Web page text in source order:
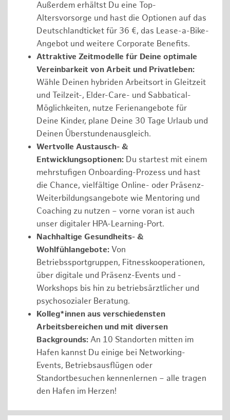
Außerdem erhältst Du eine Top-
Altersvorsorge und hast die Optionen auf das
Deutschlandticket für 36 €, das Lease-a-Bike-
Angebot und weitere Corporate Benefits.
Attraktive Zeitmodelle für Deine optimale
Vereinbarkeit von Arbeit und Privatleben:
Wähle Deinen hybriden Arbeitsort in Gleitzeit
und Teilzeit-, Elder-Care- und Sabbatical-
Möglichkeiten, nutze Ferienangebote für
Deine Kinder, plane Deine 30 Tage Urlaub und
Deinen Überstundenausgleich.
Wertvolle Austausch- &
Entwicklungsoptionen: Du startest mit einem
mehrstufigen Onboarding-Prozess und hast
die Chance, vielfältige Online- oder Präsenz-
Weiterbildungsangebote wie Mentoring und
Coaching zu nutzen – vorne voran ist auch
unser digitaler HPA-Learning-Port.
Nachhaltige Gesundheits- &
Wohlfühlangebote: Von
Betriebssportgruppen, Fitnesskooperationen,
über digitale und Präsenz-Events und -
Workshops bis hin zu betriebsärztlicher und
psychosozialer Beratung.
Kolleg*innen aus verschiedensten
Arbeitsbereichen und mit diversen
Backgrounds: An 10 Standorten mitten im
Hafen kannst Du einige bei Networking-
Events, Betriebsausflügen oder
Standortbesuchen kennenlernen – alle tragen
den Hafen im Herzen!